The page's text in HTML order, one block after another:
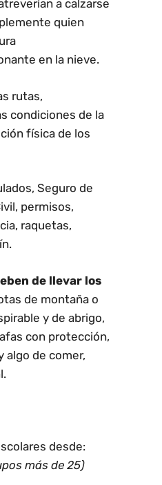
a calzarse
quien
en la nieve.
rutas,
condiciones de la
física de los
Seguro de
permisos,
raquetas,
de llevar los
de montaña o
y de abrigo,
con protección,
algo de comer,
desde:
más de 25)